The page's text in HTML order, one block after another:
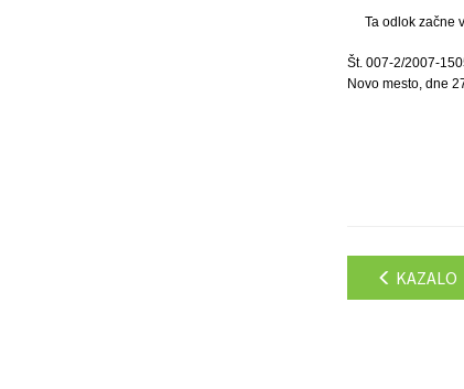
Ta odlok začne
Št. 007-2/2007-
Novo mesto, dne
KAZALO